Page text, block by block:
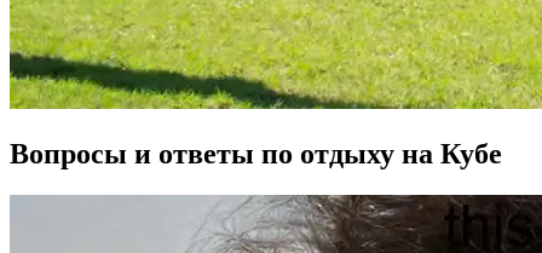
Вопросы и ответы по отдыху на Кубе